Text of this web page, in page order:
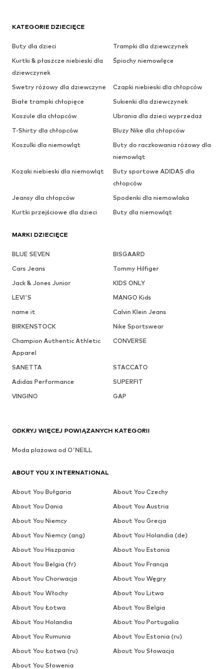
KATEGORIE DZIECIĘCE
Buty dla dzieci
Trampki dla dziewczynek
Kurtki & płaszcze niebieski dla
dziewczynek
Śpiochy niemowlęce
Swetry różowy dla dziewczyne
Czapki niebieski dla chłopców
Białe trampki chłopięce
Sukienki dla dziewczynek
Koszule dla chłopców
Ubrania dla dzieci wyprzedaż
T-Shirty dla chłopców
Bluzy Nike dla chłopców
Koszulki dla niemowląt
Buty do raczkowania różowy dla
niemowląt
Kozaki niebieski dla niemowląt
Buty sportowe ADIDAS dla
chłopców
Jeansy dla chłopców
Spodenki dla niemowlaka
Kurtki przejściowe dla dzieci
Buty dla niemowląt
MARKI DZIECIĘCE
BLUE SEVEN
BISGAARD
Cars Jeans
Tommy Hilfiger
Jack & Jones Junior
KIDS ONLY
LEVI'S
MANGO Kids
name it
Calvin Klein Jeans
BIRKENSTOCK
Nike Sportswear
Champion Authentic Athletic
Apparel
CONVERSE
SANETTA
STACCATO
Adidas Performance
SUPERFIT
VINGINO
GAP
ODKRYJ WIĘCEJ POWIĄZANYCH KATEGORII
Moda plażowa od O'NEILL
ABOUT YOU X INTERNATIONAL
About You Bułgaria
About You Czechy
About You Dania
About You Austria
About You Niemcy
About You Grecja
About You Niemcy (ang)
About You Holandia (de)
About You Hiszpania
About You Estonia
About You Belgia (fr)
About You Francja
About You Chorwacja
About You Węgry
About You Włochy
About You Litwa
About You Łotwa
About You Belgia
About You Holandia
About You Portugalia
About You Rumunia
About You Estonia (ru)
About You Łotwa (ru)
About You Słowacja
About You Słowenia